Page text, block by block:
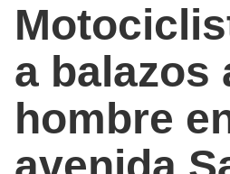
a balazos
hombre